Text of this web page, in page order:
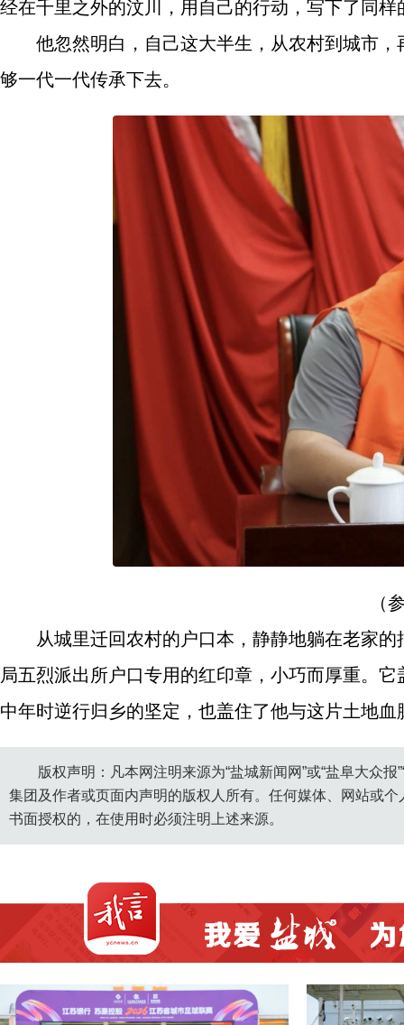
经在千里之外的汶川，用自己的行动，写下了同
他忽然明白，自己这大半生，从农村到城市
够一代一代传承下去。
（
从城里迁回农村的户口本，静静地躺在老家
局五烈派出所户口专用的红印章，小巧而厚重。
中年时逆行归乡的坚定，也盖住了他与这片土地
版权声明：凡本网注明来源为“盐城新闻网”或“盐阜大众
集团及作者或页面内声明的版权人所有。任何媒体、网站或
书面授权的，在使用时必须注明上述来源。